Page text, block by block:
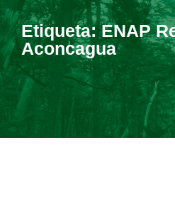
Etiqueta:ENAP
Aconcagua